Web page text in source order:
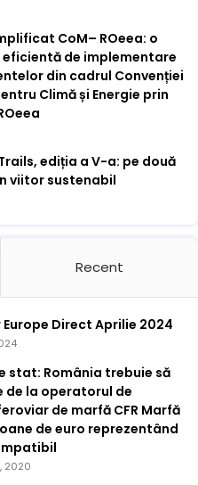
CoM– ROeea: o
de implementare
din cadrul Convenției
Climă și Energie prin
ediția a V-a: pe două
viitor sustenabil
Recent
Direct Aprilie 2024
stat: România trebuie să
de la operatorul de
de marfă CFR Marfă
de euro reprezentând
2020